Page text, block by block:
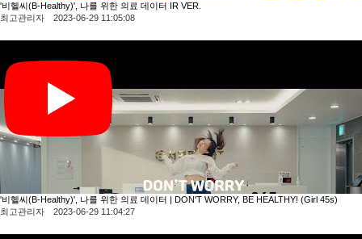
'비헬씨(B-Healthy)', 나를 위한 의료 데이터 IR VER.
최고관리자 2023-06-29 11:05:08
'비헬씨(B-Healthy)', 나를 위한 의료 데이터 | DON'T WORRY, BE HEALTHY! (Girl 45s)
최고관리자 2023-06-29 11:04:27